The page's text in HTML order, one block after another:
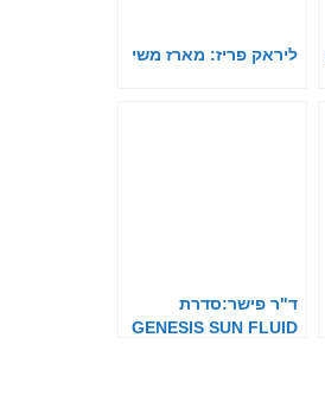
ליראק פריז: מארז משי
ד"ר פישר:סדרת
GENESIS SUN FLUID